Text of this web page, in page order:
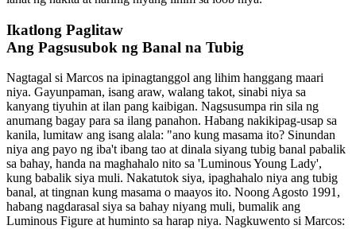
Ikatlong Paglitaw
Ang Pagsusubok ng Banal na Tubig
Nagtagal si Marcos na ipinagtanggol ang lihim hanggang maari
niya. Gayunpaman, isang araw, walang takot, sinabi niya sa
kanyang tiyuhin at ilan pang kaibigan. Nagsusumpa rin sila ng
anumang bagay para sa ilang panahon. Habang nakikipag-usap sa
kanila, lumitaw ang isang alala: "ano kung masama ito? Sinundan
niya ang payo ng iba't ibang tao at dinala siyang tubig banal pabalik
sa bahay, handa na maghahalo nito sa 'Luminous Young Lady',
kung babalik siya muli. Nakatutok siya, ipaghahalo niya ang tubig
banal, at tingnan kung masama o maayos ito. Noong Agosto 1991,
habang nagdarasal siya sa bahay niyang muli, bumalik ang
Luminous Figure at huminto sa harap niya. Nagkuwento si Marcos: